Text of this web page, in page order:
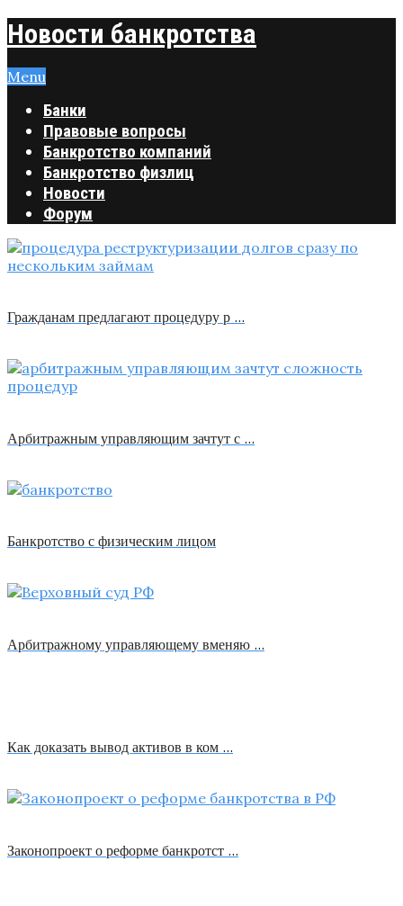
Новости банкротства
Menu
Банки
Правовые вопросы
Банкротство компаний
Банкротство физлиц
Новости
Форум
Гражданам предлагают процедуру р …
Арбитражным управляющим зачтут с …
Банкротство с физическим лицом
Арбитражному управляющему вменяю …
Как доказать вывод активов в ком …
Законопроект о реформе банкротст …